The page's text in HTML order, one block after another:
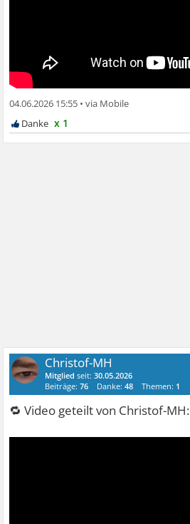
04.06.2026 15:55 •
x 1
Christof-MH
Mitglied seit:30.05.2026
Beiträge:76 Danke:48 Themen: 1
🔁 Video geteilt von Christof-MH: